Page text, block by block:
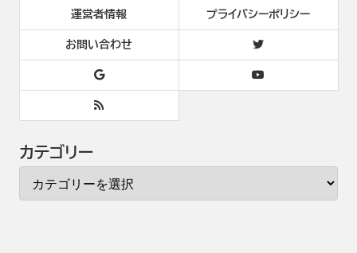
運営者情報 プライバシーポリシー
お問い合わせ
カテゴリー